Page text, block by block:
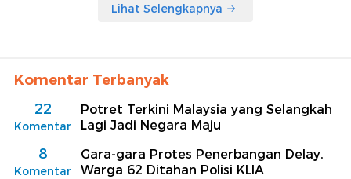
Lihat Selengkapnya
Komentar Terbanyak
22
Komentar
Potret Terkini Malaysia yang Selangkah
Lagi Jadi Negara Maju
8
Komentar
Gara-gara Protes Penerbangan Delay,
Warga 62 Ditahan Polisi KLIA